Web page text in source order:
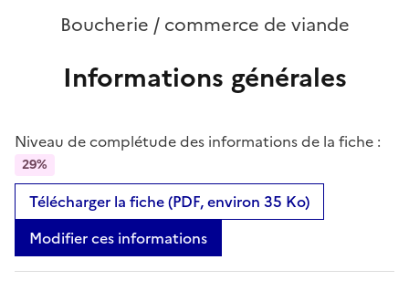
Boucherie / commerce de viande
Informations générales
Niveau de complétude des informations de la fiche :
29%
Télécharger la fiche (PDF, environ 35 Ko)
Modifier ces informations